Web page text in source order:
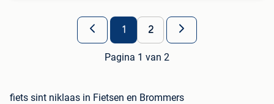
1 2
Pagina 1 van 2
fiets sint niklaas in Fietsen en Brommers